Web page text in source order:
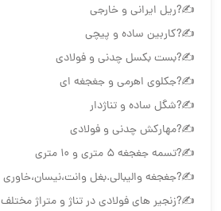
✍?ریل ايراني و خارجي
✍?کاربین ساده و پیچی
✍?بست بکسل چدنی و فولادی
✍?جكلوي اهرمي و جغجغه اي
✍?شگل ساده و تناژدار
✍?مهارکش چدنی و فولادی
✍?تسمه جغجغه ٥ متري و ١٠ متري
✍?جغجغه والیبالی.بغل وانت،نیسان،خاوري
✍?زنجیر های فولادی در تناژ و متراژ مختلف